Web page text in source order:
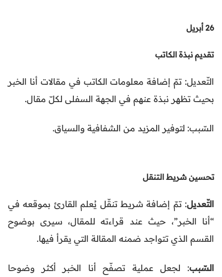
26 أبريل
تقديم نبذة الكاتب
التّعديل: تمّ إضافة معلومات الكاتب في مقالات أنا الخبر
بحيث تظهر نبذة عنهم في الجهة السفلى لكلّ مقال.
السّبب: لتوفير المزيد من الشفافية والسياق.
تحسين شريط التنقل
التّعديل: تمّ إضافة شريط تنقّل يُعلم القارئ بموقعه في
“أنا الخبر”، حيث عند قراءته للمقال، سيرى بوضوح
القسم الذي تتواجد ضمنه المقالة التي يقرأ فيها.
السّبب: لجعل عملية تصفّح أنا الخبر أكثر وضوحا